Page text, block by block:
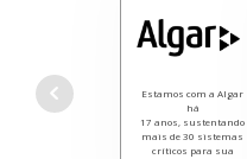
Estamos com a Algar
há
17 anos, sustentando
mais de 30 sistemas
críticos para sua